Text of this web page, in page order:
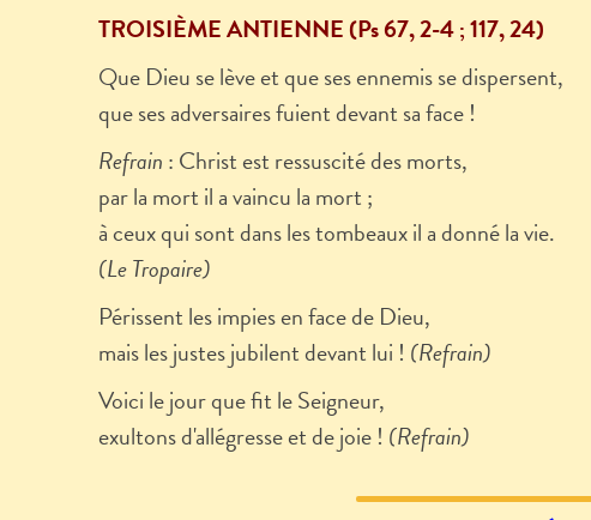
TROISIÈME ANTIENNE (Ps 67, 2-4 ; 117, 24)
Que Dieu se lève et que ses ennemis se dispersent,
que ses adversaires fuient devant sa face !
Refrain : Christ est ressuscité des morts,
par la mort il a vaincu la mort ;
à ceux qui sont dans les tombeaux il a donné la vie.
(Le Tropaire)
Périssent les impies en face de Dieu,
mais les justes jubilent devant lui ! (Refrain)
Voici le jour que fit le Seigneur,
exultons d'allégresse et de joie ! (Refrain)